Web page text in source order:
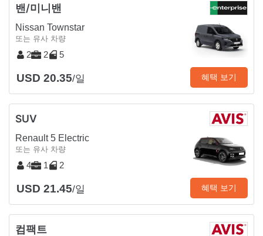
밴/미니밴
Nissan Townstar
또는 유사 차량
2 2 5
USD 20.35/일 혜택 보기
SUV
Renault 5 Electric
또는 유사 차량
4 1 2
USD 21.45/일 혜택 보기
컴팩트